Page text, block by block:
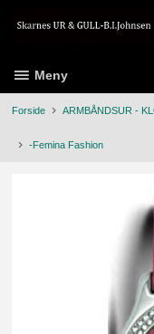
Meny
Forside ARMBÅNDSUR -
-Femina Fashion